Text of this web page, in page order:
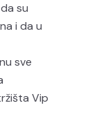
su
i da u
sve
Vip